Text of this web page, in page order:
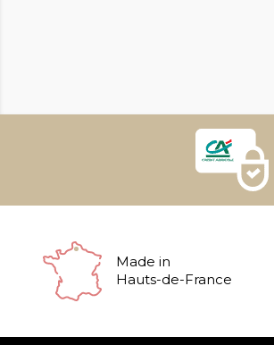
Made in
Hauts-de-France